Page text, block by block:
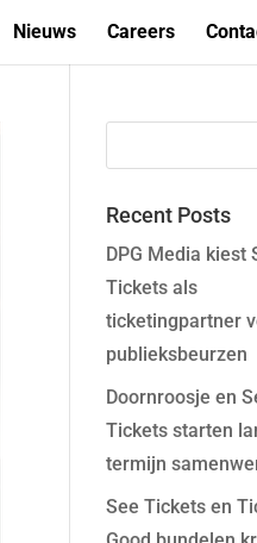
Nieuws Careers
Recent Posts
DPG Media kiest
Tickets als
ticketingpartner
publieksbeurzen
Doornroosje en
Tickets starten
termijn
See Tickets en